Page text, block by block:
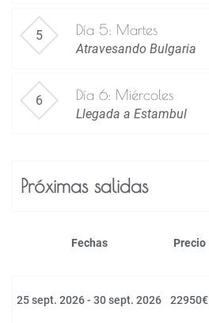
Día 5: Martes
Atravesando Bulgaria
Día 6: Miércoles
Llegada a Estambul
Próximas salidas
Fechas Precio
25 sept. 2026 - 30 sept. 2026 22950€